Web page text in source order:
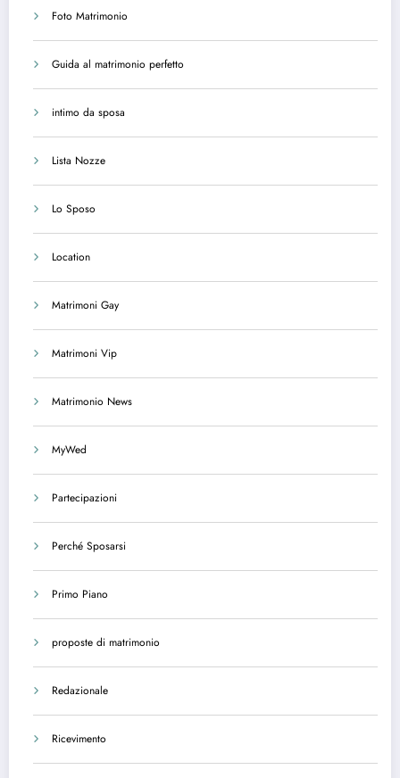
Foto Matrimonio
Guida al matrimonio perfetto
intimo da sposa
Lista Nozze
Lo Sposo
Location
Matrimoni Gay
Matrimoni Vip
Matrimonio News
MyWed
Partecipazioni
Perché Sposarsi
Primo Piano
proposte di matrimonio
Redazionale
Ricevimento